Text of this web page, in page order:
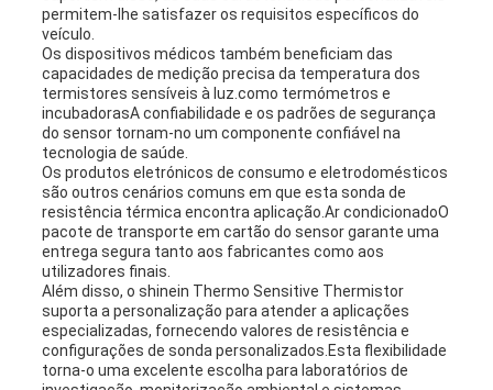
permitem-lhe satisfazer os requisitos específicos do
veículo.
Os dispositivos médicos também beneficiam das
capacidades de medição precisa da temperatura dos
termistores sensíveis à luz.como termómetros e
incubadorasA confiabilidade e os padrões de segurança
do sensor tornam-no um componente confiável na
tecnologia de saúde.
Os produtos eletrónicos de consumo e eletrodomésticos
são outros cenários comuns em que esta sonda de
resistência térmica encontra aplicação.Ar condicionadoO
pacote de transporte em cartão do sensor garante uma
entrega segura tanto aos fabricantes como aos
utilizadores finais.
Além disso, o shinein Thermo Sensitive Thermistor
suporta a personalização para atender a aplicações
especializadas, fornecendo valores de resistência e
configurações de sonda personalizados.Esta flexibilidade
torna-o uma excelente escolha para laboratórios de